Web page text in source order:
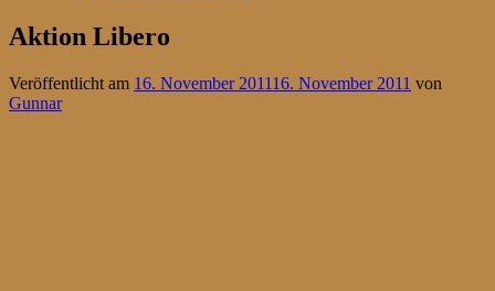
Aktion Libero
Veröffentlicht am 16. November 201116. November 2011 von
Gunnar